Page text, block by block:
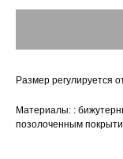
Размер регулируется
Материалы: :
позолоченным